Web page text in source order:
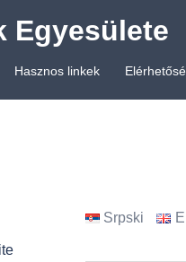
Egyesülete
Hasznos linkek
Srpski